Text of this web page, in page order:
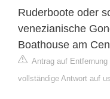
Ruderboote oder
venezianische
Boathouse am
Antrag auf Entfernung
vollständige Antwort auf